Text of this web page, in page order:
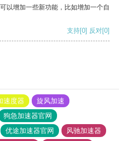
以增加一些新功能，比如增加一个自
支持[0] 反对[0]
速度器
旋风加速
狗急加速器官网
优途加速器官网
风驰加速器